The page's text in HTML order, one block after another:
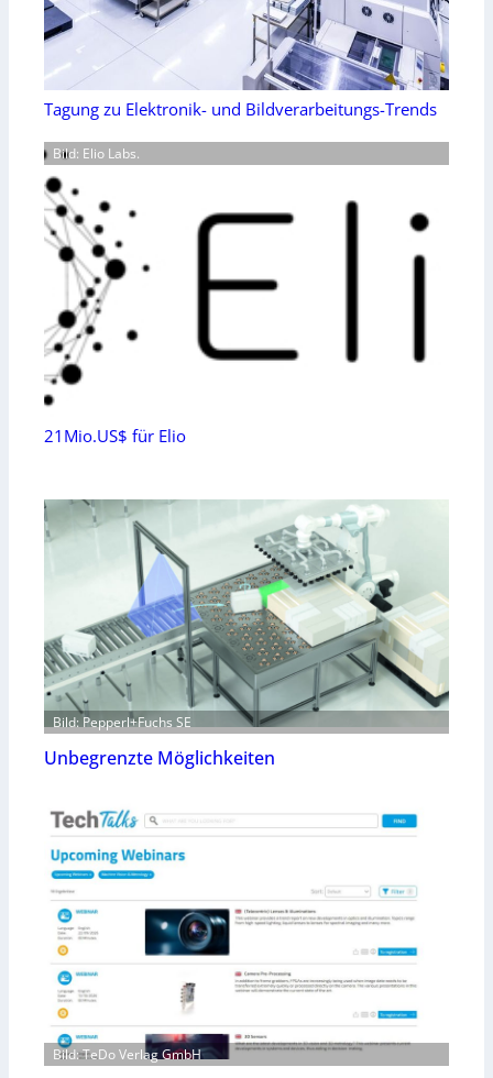
Tagung zu Elektronik- und Bildverarbeitungs-Trends
Bild: Elio Labs.
21Mio.US$ für Elio
Bild: Pepperl+Fuchs SE
Unbegrenzte Möglichkeiten
Bild: TeDo Verlag GmbH